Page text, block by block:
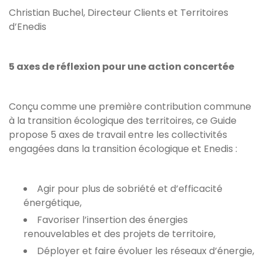
Christian Buchel, Directeur Clients et Territoires
d’Enedis
5 axes de réflexion pour une action concertée
Conçu comme une première contribution commune
à la transition écologique des territoires, ce Guide
propose 5 axes de travail entre les collectivités
engagées dans la transition écologique et Enedis :
Agir pour plus de sobriété et d’efficacité
énergétique,
Favoriser l’insertion des énergies
renouvelables et des projets de territoire,
Déployer et faire évoluer les réseaux d’énergie,